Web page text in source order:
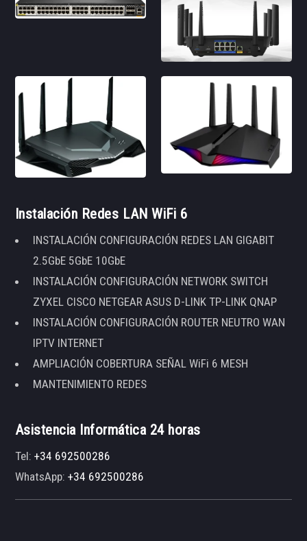
Instalación Redes LAN WiFi 6
INSTALACIÓN CONFIGURACIÓN REDES LAN GIGABIT
2.5GbE 5GbE 10GbE
INSTALACIÓN CONFIGURACIÓN NETWORK SWITCH
ZYXEL CISCO NETGEAR ASUS D-LINK TP-LINK QNAP
INSTALACIÓN CONFIGURACIÓN ROUTER NEUTRO WAN
IPTV INTERNET
AMPLIACIÓN COBERTURA SEÑAL WiFi 6 MESH
MANTENIMIENTO REDES
Asistencia Informática 24 horas
Tel:+34 692500286
WhatsApp:+34 692500286